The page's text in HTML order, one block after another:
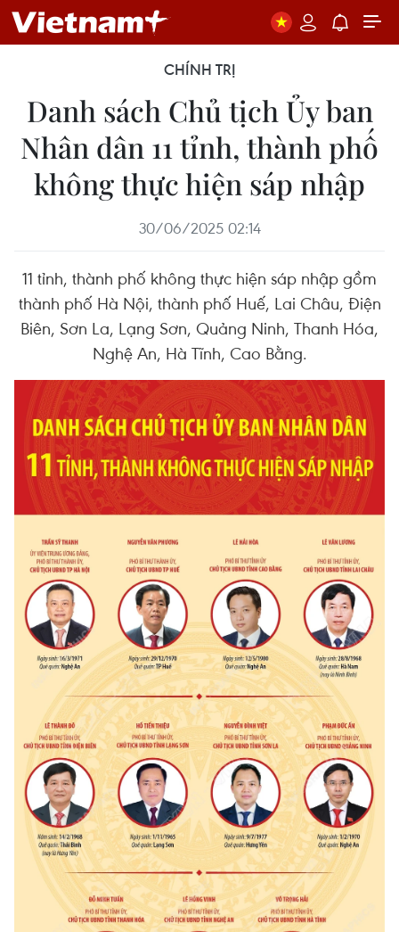
CHÍNH TRỊ
Danh sách Chủ tịch Ủy ban
Nhân dân 11 tỉnh, thành phố
không thực hiện sáp nhập
30/06/2025 02:14
11 tỉnh, thành phố không thực hiện sáp nhập gồm
thành phố Hà Nội, thành phố Huế, Lai Châu, Điện
Biên, Sơn La, Lạng Sơn, Quảng Ninh, Thanh Hóa,
Nghệ An, Hà Tĩnh, Cao Bằng.